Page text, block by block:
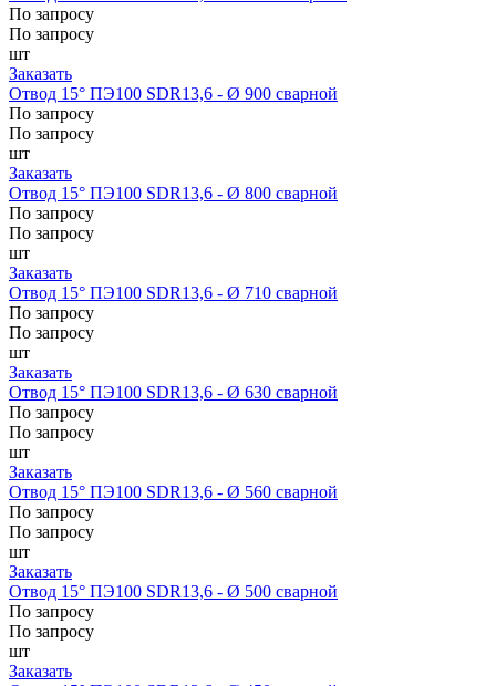
По запросу
По запросу
шт
Заказать
Отвод 15° ПЭ100 SDR13,6 - Ø 900 сварной
По запросу
По запросу
шт
Заказать
Отвод 15° ПЭ100 SDR13,6 - Ø 800 сварной
По запросу
По запросу
шт
Заказать
Отвод 15° ПЭ100 SDR13,6 - Ø 710 сварной
По запросу
По запросу
шт
Заказать
Отвод 15° ПЭ100 SDR13,6 - Ø 630 сварной
По запросу
По запросу
шт
Заказать
Отвод 15° ПЭ100 SDR13,6 - Ø 560 сварной
По запросу
По запросу
шт
Заказать
Отвод 15° ПЭ100 SDR13,6 - Ø 500 сварной
По запросу
По запросу
шт
Заказать